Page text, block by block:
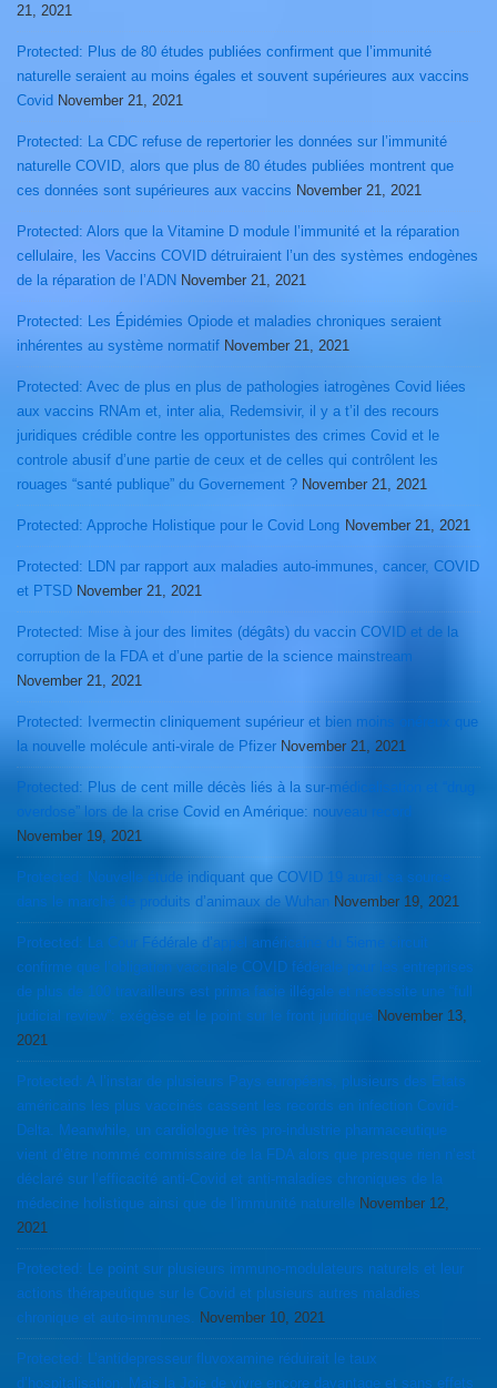
21, 2021
Protected: Plus de 80 études publiées confirment que l’immunité
naturelle seraient au moins égales et souvent supérieures aux vaccins
Covid November 21, 2021
Protected: La CDC refuse de repertorier les données sur l’immunité
naturelle COVID, alors que plus de 80 études publiées montrent que
ces données sont supérieures aux vaccins November 21, 2021
Protected: Alors que la Vitamine D module l’immunité et la réparation
cellulaire, les Vaccins COVID détruiraient l’un des systèmes endogènes
de la réparation de l’ADN November 21, 2021
Protected: Les Épidémies Opiode et maladies chroniques seraient
inhérentes au système normatif November 21, 2021
Protected: Avec de plus en plus de pathologies iatrogènes Covid liées
aux vaccins RNAm et, inter alia, Redemsivir, il y a t’il des recours
juridiques crédible contre les opportunistes des crimes Covid et le
controle abusif d’une partie de ceux et de celles qui contrôlent les
rouages “santé publique” du Governement ? November 21, 2021
Protected: Approche Holistique pour le Covid Long November 21, 2021
Protected: LDN par rapport aux maladies auto-immunes, cancer, COVID
et PTSD November 21, 2021
Protected: Mise à jour des limites (dégâts) du vaccin COVID et de la
corruption de la FDA et d’une partie de la science mainstream
November 21, 2021
Protected: Ivermectin cliniquement supérieur et bien moins onéreux que
la nouvelle molécule anti-virale de Pfizer November 21, 2021
Protected: Plus de cent mille décès liés à la sur-médicalisation et “drug
overdose” lors de la crise Covid en Amérique: nouveau record
November 19, 2021
Protected: Nouvelle étude indiquant que COVID 19 aurait sa source
dans le marché de produits d’animaux de Wuhan November 19, 2021
Protected: La Cour Fédérale d’appel américaine du 5ieme circuit
confirme que l’obligation vaccinale COVID fédérale pour les entreprises
de plus de 100 travailleurs est prima facie illégale et nécessite une “full
judicial review”: exégèse et le point sur le front juridique November 13,
2021
Protected: A l’instar de plusieurs Pays européens, plusieurs des Etats
américains les plus vaccinés cassent les records en infection Covid-
Delta. Meanwhile, un cardiologue très pro-industrie pharmaceutique
vient d’être nommé commissaire de la FDA alors que presque rien n’est
déclaré sur l’efficacité anti-Covid et anti-maladies chroniques de la
médecine holistique ainsi que de l’immunité naturelle November 12,
2021
Protected: Le point sur plusieurs immuno-modulateurs naturels et leur
actions thérapeutique sur le Covid et plusieurs autres maladies
chronique et auto-immunes.
November 10, 2021
Protected: L’antidepresseur fluvoxamine réduirait le taux
d’hospitalisation. Mais la Joie de vivre encore davantage et sans effets